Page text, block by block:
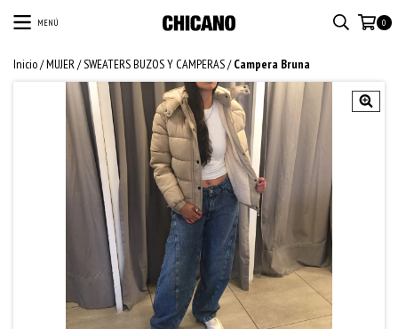
MENÚ 0
Inicio/MUJER/SWEATERS BUZOS Y CAMPERAS/ Campera Bruna